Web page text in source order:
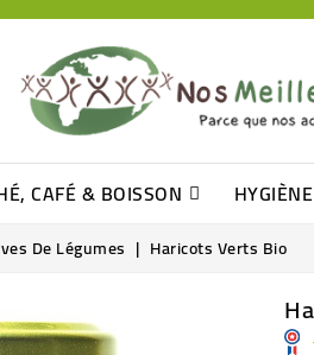
CAFÉ & BOISSON
De Légumes Haricots Verts Bio